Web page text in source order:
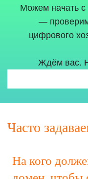
Можем начать с
—
цифрового
Ждём вас.
Часто
На кого